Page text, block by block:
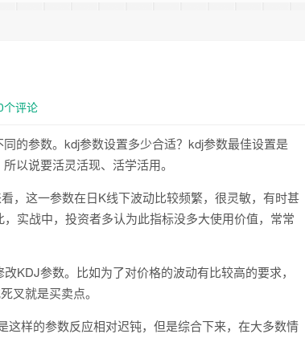
个评论
的参数。kdj参数设置多少合适？kdj参数最佳设置是
以说要活灵活现、活学活用。
这一参数在日K线下波动比较频繁，很灵敏，有时甚
实战中，投资者多认为此指标没多大使用价值，常常
参数。比如为了对价格的波动有比较高的要求，
叉就是买卖点。
这样的参数反应相对迟钝，但是综合下来，在大多数情